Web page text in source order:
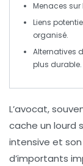
Menaces sur
Liens
organisé.
Alternatives
plus durable.
L’avocat,
cache un lourd
intensive et son
d’importants